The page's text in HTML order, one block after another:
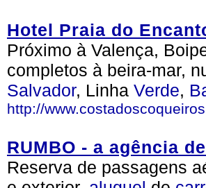
Hotel Praia do
Próximo à Valença,
completos à beira-mar,
Salvador, Linha Verde,
http://
RUMBO - a agência
Reserva de passagens